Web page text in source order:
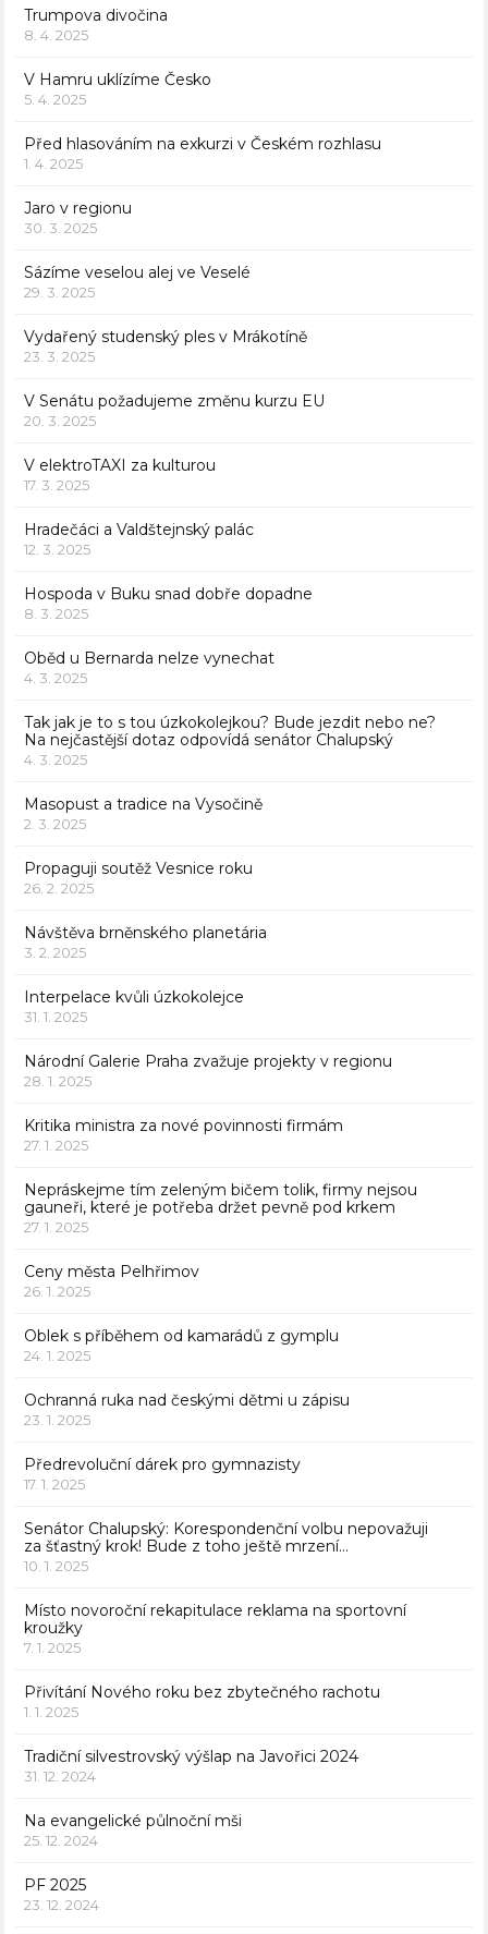
Trumpova divočina
8. 4. 2025
V Hamru uklízíme Česko
5. 4. 2025
Před hlasováním na exkurzi v Českém rozhlasu
1. 4. 2025
Jaro v regionu
30. 3. 2025
Sázíme veselou alej ve Veselé
29. 3. 2025
Vydařený studenský ples v Mrákotíně
23. 3. 2025
V Senátu požadujeme změnu kurzu EU
20. 3. 2025
V elektroTAXI za kulturou
17. 3. 2025
Hradečáci a Valdštejnský palác
12. 3. 2025
Hospoda v Buku snad dobře dopadne
8. 3. 2025
Oběd u Bernarda nelze vynechat
4. 3. 2025
Tak jak je to s tou úzkokolejkou? Bude jezdit nebo ne?
Na nejčastější dotaz odpovídá senátor Chalupský
4. 3. 2025
Masopust a tradice na Vysočině
2. 3. 2025
Propaguji soutěž Vesnice roku
26. 2. 2025
Návštěva brněnského planetária
3. 2. 2025
Interpelace kvůli úzkokolejce
31. 1. 2025
Národní Galerie Praha zvažuje projekty v regionu
28. 1. 2025
Kritika ministra za nové povinnosti firmám
27. 1. 2025
Nepráskejme tím zeleným bičem tolik, firmy nejsou
gauneři, které je potřeba držet pevně pod krkem
27. 1. 2025
Ceny města Pelhřimov
26. 1. 2025
Oblek s příběhem od kamarádů z gymplu
24. 1. 2025
Ochranná ruka nad českými dětmi u zápisu
23. 1. 2025
Předrevoluční dárek pro gymnazisty
17. 1. 2025
Senátor Chalupský: Korespondenční volbu nepovažuji
za šťastný krok! Bude z toho ještě mrzení…
10. 1. 2025
Místo novoroční rekapitulace reklama na sportovní
kroužky
7. 1. 2025
Přivítání Nového roku bez zbytečného rachotu
1. 1. 2025
Tradiční silvestrovský výšlap na Javořici 2024
31. 12. 2024
Na evangelické půlnoční mši
25. 12. 2024
PF 2025
23. 12. 2024